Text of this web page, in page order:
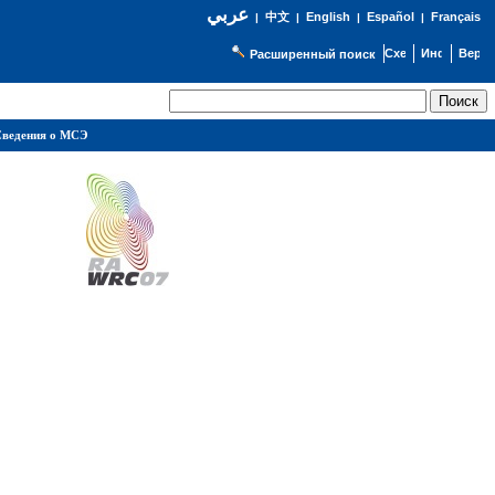
عربي| 中文| English | Español | Français
Расширенный поиск
о МСЭ